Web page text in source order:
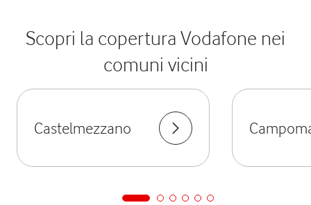
Scopri la copertura Vodafone nei
comuni vicini
Castelmezzano